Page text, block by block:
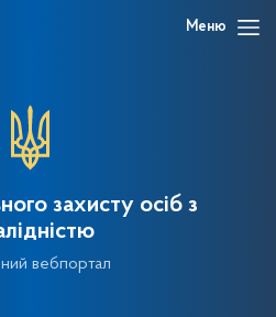
Меню
захисту осіб з
вебпортал